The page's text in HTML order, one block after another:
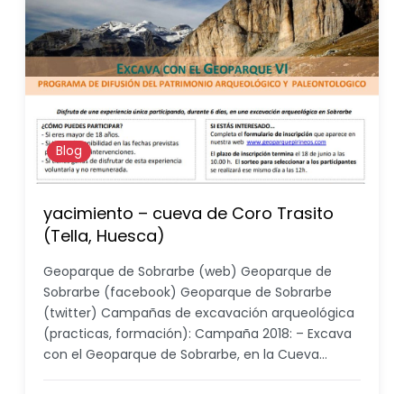
Blog
yacimiento – cueva de Coro Trasito
(Tella, Huesca)
Geoparque de Sobrarbe (web) Geoparque de
Sobrarbe (facebook) Geoparque de Sobrarbe
(twitter) Campañas de excavación arqueológica
(practicas, formación): Campaña 2018: – Excava
con el Geoparque de Sobrarbe, en la Cueva…